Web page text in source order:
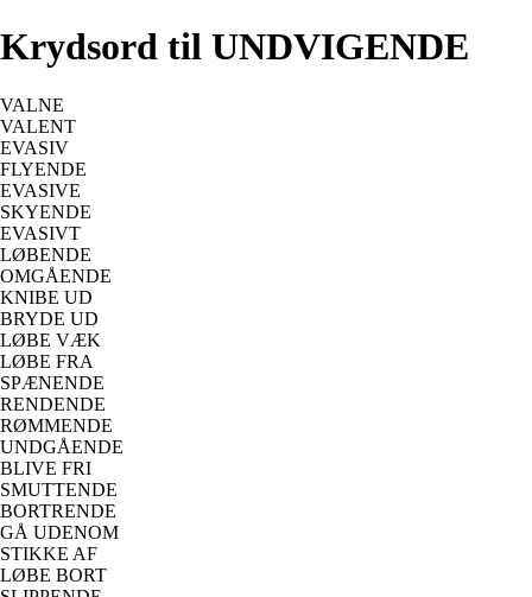
Krydsord til UNDVIGENDE
VALNE
VALENT
EVASIV
FLYENDE
EVASIVE
SKYENDE
EVASIVT
LØBENDE
OMGÅENDE
KNIBE UD
BRYDE UD
LØBE VÆK
LØBE FRA
SPÆNENDE
RENDENDE
RØMMENDE
UNDGÅENDE
BLIVE FRI
SMUTTENDE
BORTRENDE
GÅ UDENOM
STIKKE AF
LØBE BORT